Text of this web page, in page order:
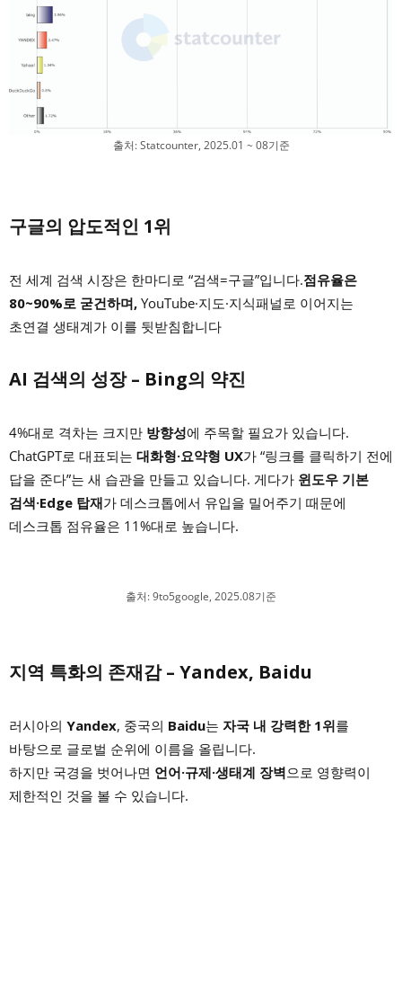
출처: Statcounter, 2025.01 ~ 08기준
구글의 압도적인 1위
전 세계 검색 시장은 한마디로 “검색=구글”입니다.점유율은
80~90%로 굳건하며, YouTube·지도·지식패널로 이어지는
초연결 생태계가 이를 뒷받침합니다
AI 검색의 성장 – Bing의 약진
4%대로 격차는 크지만 방향성에 주목할 필요가 있습니다.
ChatGPT로 대표되는 대화형·요약형 UX가 “링크를 클릭하기 전에
답을 준다”는 새 습관을 만들고 있습니다. 게다가 윈도우 기본
검색·Edge 탑재가 데스크톱에서 유입을 밀어주기 때문에
데스크톱 점유율은 11%대로 높습니다.
출처: 9to5google, 2025.08기준
지역 특화의 존재감 – Yandex, Baidu
러시아의 Yandex, 중국의 Baidu는 자국 내 강력한 1위를
바탕으로 글로벌 순위에 이름을 올립니다.
하지만 국경을 벗어나면 언어·규제·생태계 장벽으로 영향력이
제한적인 것을 볼 수 있습니다.